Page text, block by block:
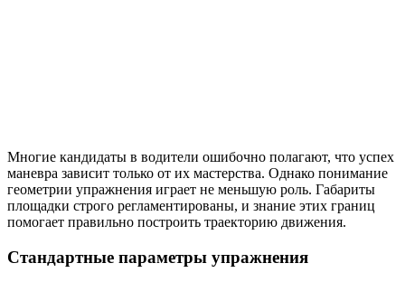
Многие кандидаты в водители ошибочно полагают, что успех
маневра зависит только от их мастерства. Однако понимание
геометрии упражнения играет не меньшую роль. Габариты
площадки строго регламентированы, и знание этих границ
помогает правильно построить траекторию движения.
Стандартные параметры упражнения